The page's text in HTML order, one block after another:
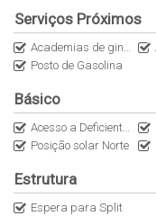
Serviços Próximos
Academias de ginástica
Posto de Gasolina
Básico
Acesso a Deficientes
Posição solar Norte
Estrutura
Espera para Split